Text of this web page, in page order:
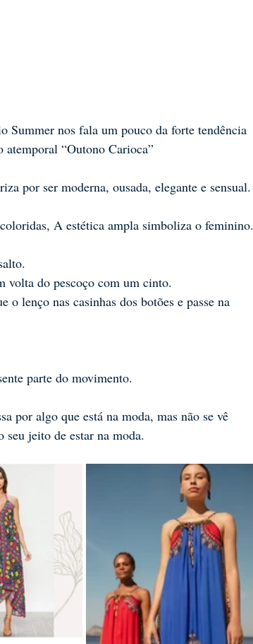
Summer nos fala um pouco da forte tendência
atemporal “Outono Carioca”
por ser moderna, ousada, elegante e sensual.
A estética ampla simboliza o feminino.
volta do pescoço com um cinto.
o lenço nas casinhas dos botões e passe na
parte do movimento.
por algo que está na moda, mas não se vê
seu jeito de estar na moda.